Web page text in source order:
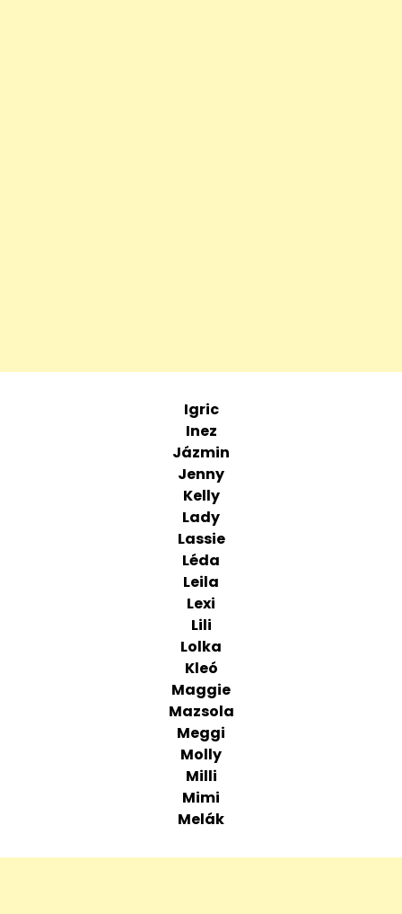
Igric
Inez
Jázmin
Jenny
Kelly
Lady
Lassie
Léda
Leila
Lexi
Lili
Lolka
Kleó
Maggie
Mazsola
Meggi
Molly
Milli
Mimi
Melák